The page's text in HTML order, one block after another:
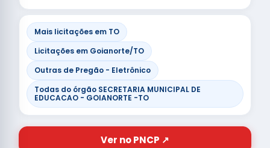
Mais licitações em TO
Licitações em Goianorte/TO
Outras de Pregão - Eletrônico
Todas do órgão SECRETARIA MUNICIPAL DE
EDUCACAO - GOIANORTE -TO
Ver no PNCP ↗